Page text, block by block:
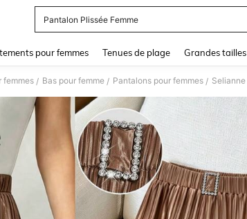
Pantalon Plissée Femme
pour femmes Tenues de plage Grandes tailles
femmes / Bas pour femme / Pantalons pour femmes /